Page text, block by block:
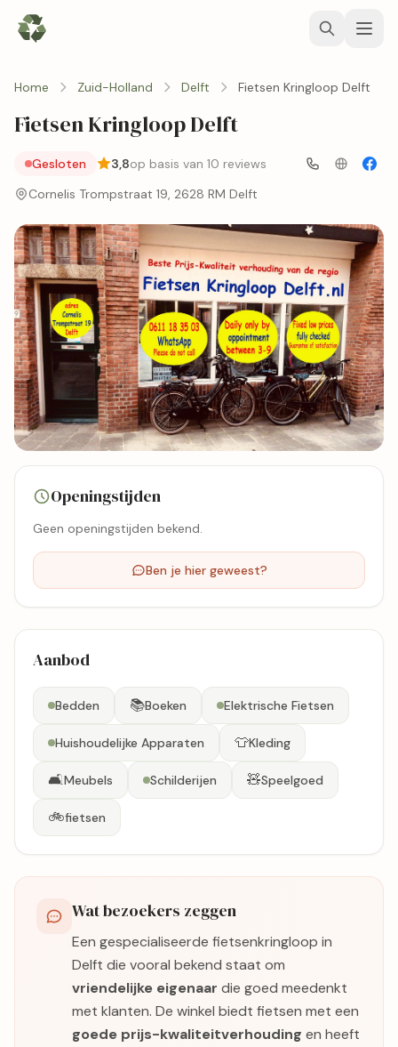
Home Zuid-Holland Delft Fietsen Kringloop Delft
Fietsen Kringloop Delft
Gesloten 3,8op basis van 10 reviews
Cornelis Trompstraat 19, 2628 RM Delft
Bekijk kaart
Openingstijden
Geen openingstijden bekend.
Ben je hier geweest?
Aanbod
Bedden 📚Boeken Elektrische Fietsen
Huishoudelijke Apparaten 👕Kleding
🛋️Meubels Schilderijen 🧸Speelgoed
🚲fietsen
Wat bezoekers zeggen
Een gespecialiseerde fietsenkringloop in
Delft die vooral bekend staat om
vriendelijke eigenaar die goed meedenkt
met klanten. De winkel biedt fietsen met een
goede prijs-kwaliteitverhouding en heeft